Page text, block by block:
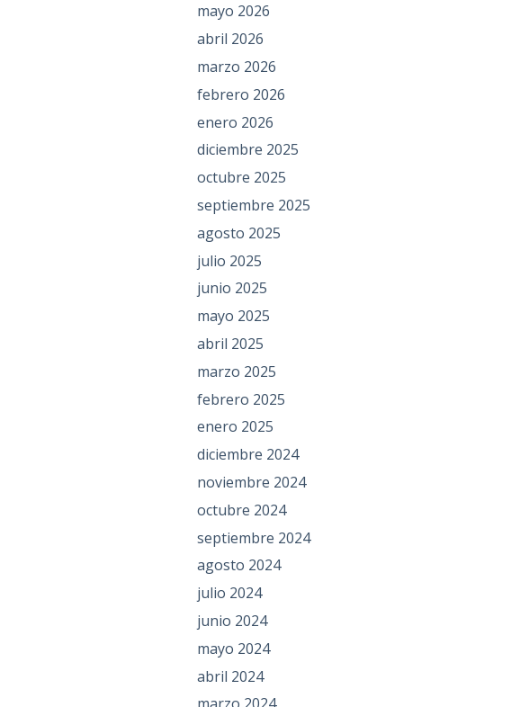
mayo 2026
abril 2026
marzo 2026
febrero 2026
enero 2026
diciembre 2025
octubre 2025
septiembre 2025
agosto 2025
julio 2025
junio 2025
mayo 2025
abril 2025
marzo 2025
febrero 2025
enero 2025
diciembre 2024
noviembre 2024
octubre 2024
septiembre 2024
agosto 2024
julio 2024
junio 2024
mayo 2024
abril 2024